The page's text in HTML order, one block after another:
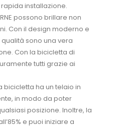
installazione.
possono brillare non
Con il design moderno e
sono una vera
Con la bicicletta di
tutti grazie ai
bicicletta ha un telaio in
in modo da poter
posizione. Inoltre, la
e puoi iniziare a